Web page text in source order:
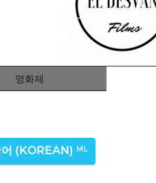
영화제
어 (KOREAN) ML